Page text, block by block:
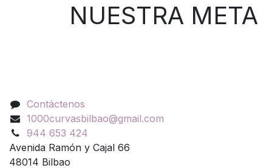
NUESTRA META
Contáctenos
1000curvasbilbao@gmail.com
944 653 424
Avenida Ramón y Cajal 66
48014 Bilbao